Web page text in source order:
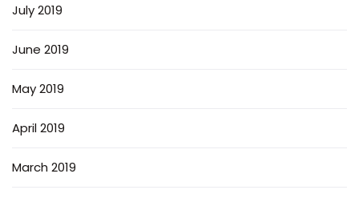
July 2019
June 2019
May 2019
April 2019
March 2019